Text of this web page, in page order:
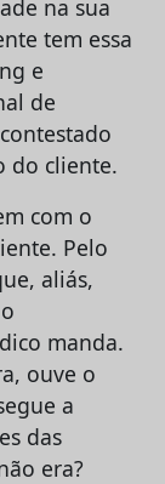
na sua
tem essa
e
de
do cliente.
com o
Pelo
aliás,
manda.
ouve o
a
das
era?